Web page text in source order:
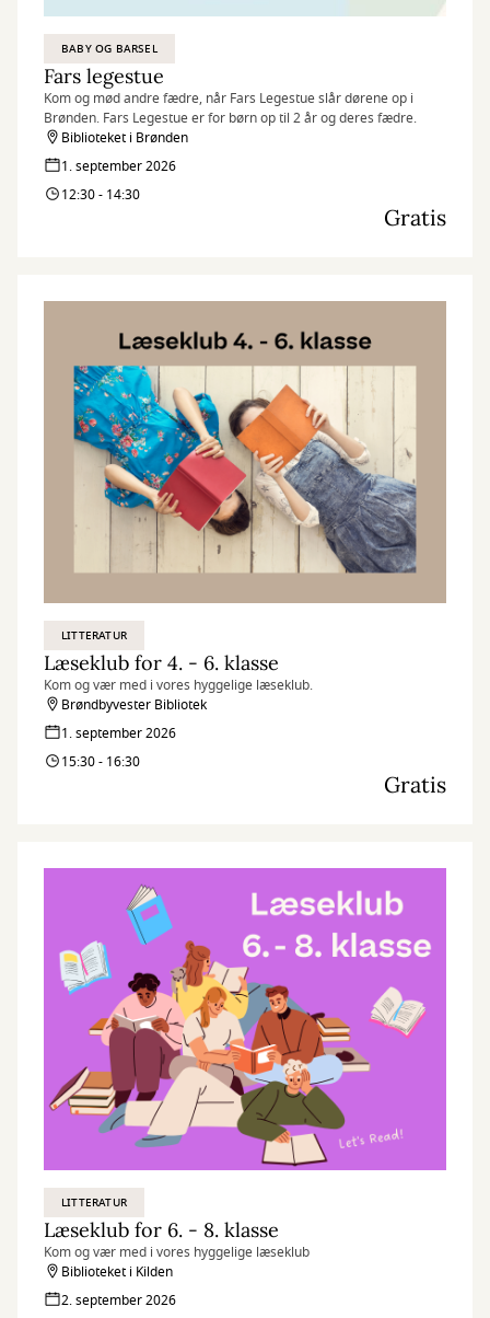
BABY OG BARSEL
Fars legestue
Kom og mød andre fædre, når Fars Legestue slår dørene op i
Brønden. Fars Legestue er for børn op til 2 år og deres fædre.
Biblioteket i Brønden
1. september 2026
12:30 - 14:30
Gratis
LITTERATUR
Læseklub for 4. - 6. klasse
Kom og vær med i vores hyggelige læseklub.
Brøndbyvester Bibliotek
1. september 2026
15:30 - 16:30
Gratis
LITTERATUR
Læseklub for 6. - 8. klasse
Kom og vær med i vores hyggelige læseklub
Biblioteket i Kilden
2. september 2026